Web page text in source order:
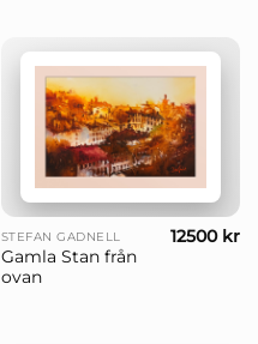
STEFAN GADNELL
Gamla Stan från
ovan
12500 kr